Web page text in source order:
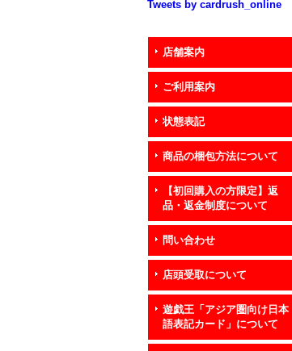
Tweets by cardrush_online
店舗案内
ご利用案内
状態表記
商品の梱包方法について
【初回購入の方限定】返
品・返金制度について
問い合わせ
店頭受取について
遊戯王「アジア圏向け日本
語表記カード」について